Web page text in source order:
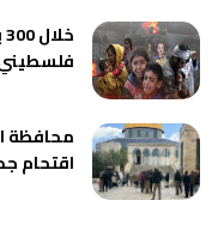
محافظة
اقتحام